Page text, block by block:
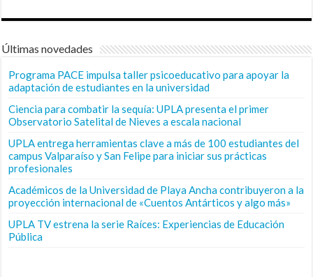
Últimas novedades
Programa PACE impulsa taller psicoeducativo para apoyar la
adaptación de estudiantes en la universidad
Ciencia para combatir la sequía: UPLA presenta el primer
Observatorio Satelital de Nieves a escala nacional
UPLA entrega herramientas clave a más de 100 estudiantes del
campus Valparaíso y San Felipe para iniciar sus prácticas
profesionales
Académicos de la Universidad de Playa Ancha contribuyeron a la
proyección internacional de «Cuentos Antárticos y algo más»
UPLA TV estrena la serie Raíces: Experiencias de Educación
Pública